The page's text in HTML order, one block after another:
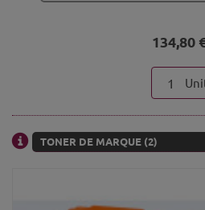
134,80
TONER DE MARQUE (2)